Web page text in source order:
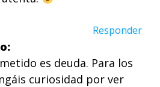
Responder
es deuda. Para los
curiosidad por ver